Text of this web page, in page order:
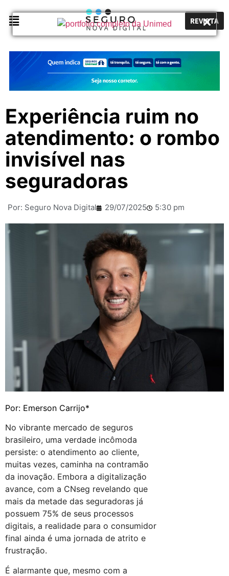
REVISTA
Experiência ruim no
atendimento: o rombo
invisível nas
seguradoras
Por: Seguro Nova Digital 29/07/2025 5:30 pm
Por: Emerson Carrijo*
No vibrante mercado de seguros
brasileiro, uma verdade incômoda
persiste: o atendimento ao cliente,
muitas vezes, caminha na contramão
da inovação. Embora a digitalização
avance, com a CNseg revelando que
mais da metade das seguradoras já
possuem 75% de seus processos
digitais, a realidade para o consumidor
final ainda é uma jornada de atrito e
frustração.
É alarmante que, mesmo com a